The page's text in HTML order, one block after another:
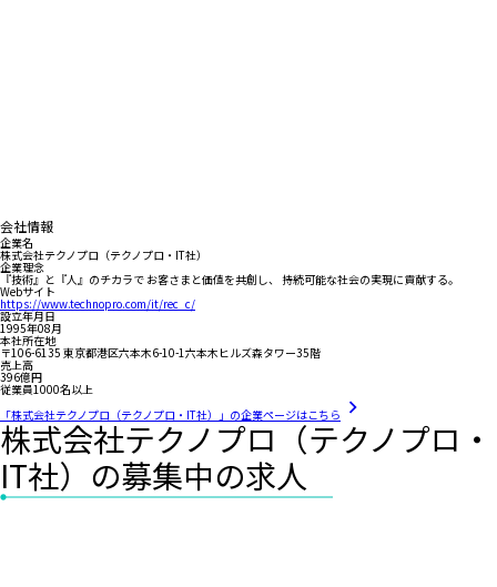
会社情報
企業名
株式会社テクノプロ（テクノプロ・IT社）
企業理念
『技術』と『人』のチカラで お客さまと価値を共創し、 持続可能な社会の実現に貢献する。
Webサイト
https://www.technopro.com/it/rec_c/
設立年月日
1995年08月
本社所在地
〒106-6135 東京都港区六本木6-10-1六本木ヒルズ森タワー35階
売上高
396億円
従業員1000名以上
「株式会社テクノプロ（テクノプロ・IT社）」の企業ページはこちら
株式会社テクノプロ（テクノプロ・
IT社）の募集中の求人